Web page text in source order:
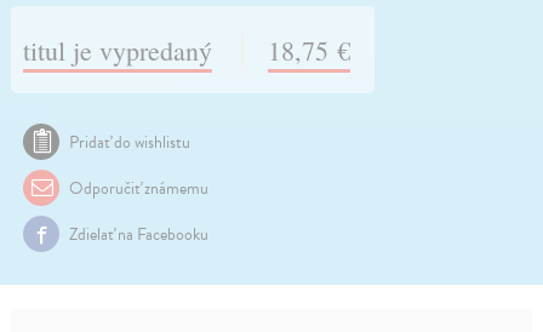
titul je vypredaný 18,75 €
Pridať do wishlistu
Odporučiť známemu
Zdielať na Facebooku